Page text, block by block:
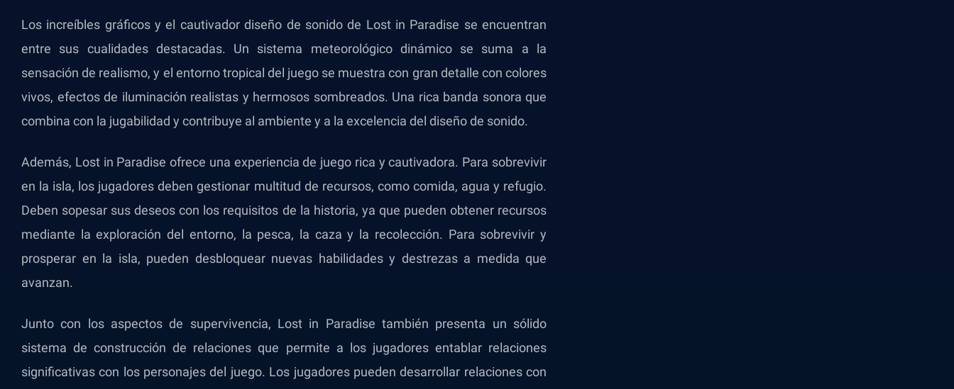
Los increíbles gráficos y el cautivador diseño de sonido de Lost in Paradise se encuentran
entre sus cualidades destacadas. Un sistema meteorológico dinámico se suma a la
sensación de realismo, y el entorno tropical del juego se muestra con gran detalle con colores
vivos, efectos de iluminación realistas y hermosos sombreados. Una rica banda sonora que
combina con la jugabilidad y contribuye al ambiente y a la excelencia del diseño de sonido.
Además, Lost in Paradise ofrece una experiencia de juego rica y cautivadora. Para sobrevivir
en la isla, los jugadores deben gestionar multitud de recursos, como comida, agua y refugio.
Deben sopesar sus deseos con los requisitos de la historia, ya que pueden obtener recursos
mediante la exploración del entorno, la pesca, la caza y la recolección. Para sobrevivir y
prosperar en la isla, pueden desbloquear nuevas habilidades y destrezas a medida que
avanzan.
Junto con los aspectos de supervivencia, Lost in Paradise también presenta un sólido
sistema de construcción de relaciones que permite a los jugadores entablar relaciones
significativas con los personajes del juego. Los jugadores pueden desarrollar relaciones con